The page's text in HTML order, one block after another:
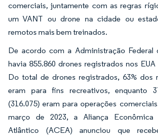
comerciais, juntamente com as regras
um VANT ou drone na cidade ou
remotos mais bem treinados.
De acordo com a Administração Federal
havia 855.860 drones registrados nos
Do total de drones registrados, 63% dos
eram para fins recreativos, enquanto
(316.075) eram para operações
março de 2023, a Aliança
Atlântico (ACEA) anunciou que